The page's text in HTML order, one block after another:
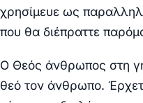
χρησίμευε ως
που θα διέπραττε
Ο Θεός άνθρωπος στη
θεό τον άνθρωπο.